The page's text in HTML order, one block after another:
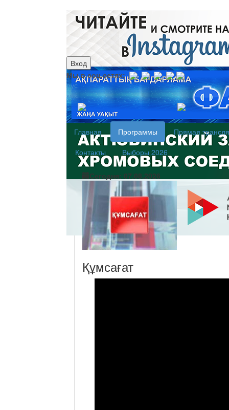
Вход
Мы в соц.сетях:
рус
каз
Главная Программы
Прямая
Контакты
Выборы 2026
Сегодня: 07.08.2026
Құмсағат